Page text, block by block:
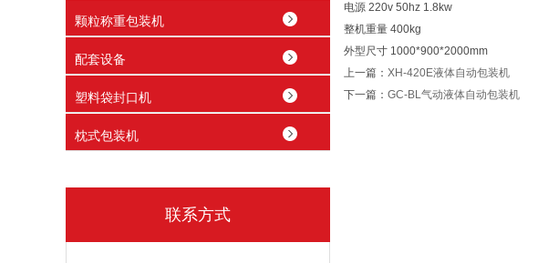
颗粒称重包装机
配套设备
塑料袋封口机
枕式包装机
联系方式
电源 220v 50hz 1.8kw
整机重量 400kg
外型尺寸 1000*900*2000mm
上一篇： XH-420E液体自动包装机
下一篇： GC-BL气动液体自动包装机